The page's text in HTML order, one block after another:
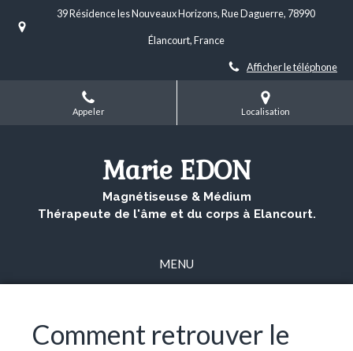
39 Résidence les Nouveaux Horizons, Rue Daguerre, 78990
Élancourt, France
Afficher le téléphone
Appeler Localisation
Marie EDON
Magnétiseuse & Médium
Thérapeute de l'âme et du corps à Elancourt.
MENU
Comment retrouver le